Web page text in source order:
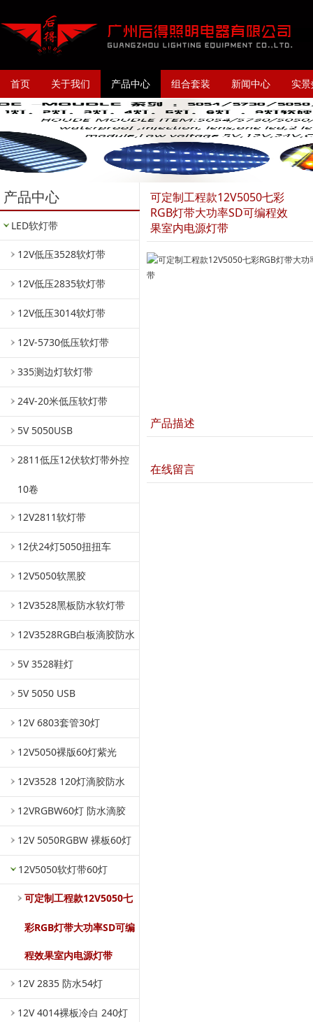
首页 关于我们 产品中心 组合套装 新闻中心 实
产品中心
LED软灯带
12V低压3528软灯带
12V低压2835软灯带
12V低压3014软灯带
12V-5730低压软灯带
335测边灯软灯带
24V-20米低压软灯带
5V 5050USB
2811低压12伏软灯带外控
10卷
12V2811软灯带
12伏24灯5050扭扭车
12V5050软黑胶
12V3528黑板防水软灯带
12V3528RGB白板滴胶防水
5V 3528鞋灯
5V 5050 USB
12V 6803套管30灯
12V5050裸版60灯紫光
12V3528 120灯滴胶防水
12VRGBW60灯 防水滴胶
12V 5050RGBW 裸板60灯
12V5050软灯带60灯
可定制工程款12V5050七
彩RGB灯带大功率SD可编
程效果室内电源灯带
12V 2835 防水54灯
12V 4014裸板冷白 240灯
可定制工程款12V5050七彩
RGB灯带大功率SD可编程效
果室内电源灯带
产品描述
在线留言